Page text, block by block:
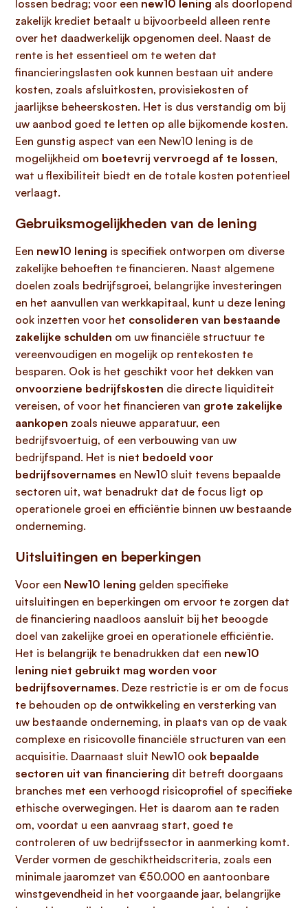
lossen bedrag; voor een new10 lening als doorlopend
zakelijk krediet betaalt u bijvoorbeeld alleen rente
over het daadwerkelijk opgenomen deel. Naast de
rente is het essentieel om te weten dat
financieringslasten ook kunnen bestaan uit andere
kosten, zoals afsluitkosten, provisiekosten of
jaarlijkse beheerskosten. Het is dus verstandig om bij
uw aanbod goed te letten op alle bijkomende kosten.
Een gunstig aspect van een New10 lening is de
mogelijkheid om boetevrij vervroegd af te lossen,
wat u flexibiliteit biedt en de totale kosten potentieel
verlaagt.
Gebruiksmogelijkheden van de lening
Een new10 lening is specifiek ontworpen om diverse
zakelijke behoeften te financieren. Naast algemene
doelen zoals bedrijfsgroei, belangrijke investeringen
en het aanvullen van werkkapitaal, kunt u deze lening
ook inzetten voor het consolideren van bestaande
zakelijke schulden om uw financiële structuur te
vereenvoudigen en mogelijk op rentekosten te
besparen. Ook is het geschikt voor het dekken van
onvoorziene bedrijfskosten die directe liquiditeit
vereisen, of voor het financieren van grote zakelijke
aankopen zoals nieuwe apparatuur, een
bedrijfsvoertuig, of een verbouwing van uw
bedrijfspand. Het is niet bedoeld voor
bedrijfsovernames en New10 sluit tevens bepaalde
sectoren uit, wat benadrukt dat de focus ligt op
operationele groei en efficiëntie binnen uw bestaande
onderneming.
Uitsluitingen en beperkingen
Voor een New10 lening gelden specifieke
uitsluitingen en beperkingen om ervoor te zorgen dat
de financiering naadloos aansluit bij het beoogde
doel van zakelijke groei en operationele efficiëntie.
Het is belangrijk te benadrukken dat een new10
lening niet gebruikt mag worden voor
bedrijfsovernames. Deze restrictie is er om de focus
te behouden op de ontwikkeling en versterking van
uw bestaande onderneming, in plaats van op de vaak
complexe en risicovolle financiële structuren van een
acquisitie. Daarnaast sluit New10 ook bepaalde
sectoren uit van financiering dit betreft doorgaans
branches met een verhoogd risicoprofiel of specifieke
ethische overwegingen. Het is daarom aan te raden
om, voordat u een aanvraag start, goed te
controleren of uw bedrijfssector in aanmerking komt.
Verder vormen de geschiktheidscriteria, zoals een
minimale jaaromzet van €50.000 en aantoonbare
winstgevendheid in het voorgaande jaar, belangrijke